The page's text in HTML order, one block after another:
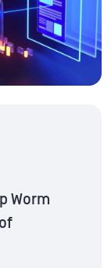
Worm